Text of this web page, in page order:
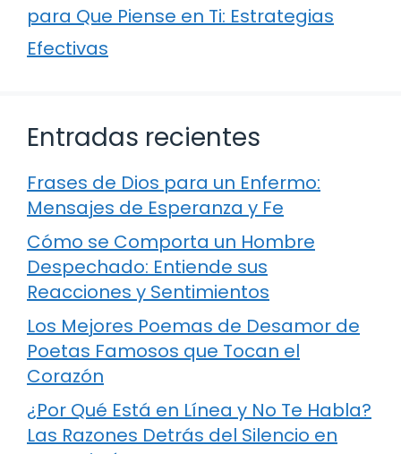
para Que Piense en Ti: Estrategias
Efectivas
Entradas recientes
Frases de Dios para un Enfermo:
Mensajes de Esperanza y Fe
Cómo se Comporta un Hombre
Despechado: Entiende sus
Reacciones y Sentimientos
Los Mejores Poemas de Desamor de
Poetas Famosos que Tocan el
Corazón
¿Por Qué Está en Línea y No Te Habla?
Las Razones Detrás del Silencio en